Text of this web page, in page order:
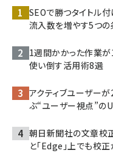
SEOで勝つタイトル
流入数を増やす5つの
1週間かかった作業
使い倒す活用術8選
アクティブユーザー
ぶ“ユーザー視点”の
朝日新聞社の文章校
と「Edge」上でも校